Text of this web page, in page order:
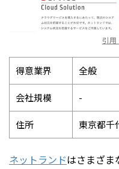
引用
得意業界 全般
会社規模 -
住所 東京都千
ネットランドはさまざま